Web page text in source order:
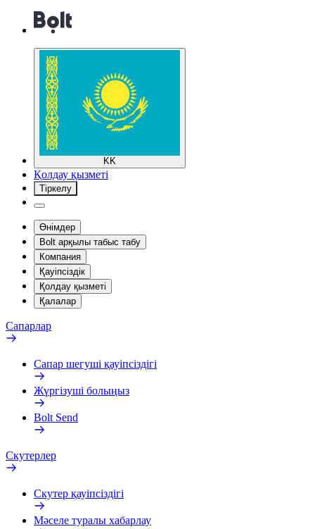
KK
Қолдау қызметі
Тіркелу
Өнімдер
Bolt арқылы табыс табу
Компания
Қауіпсіздік
Қолдау қызметі
Қалалар
Сапарлар
Сапар шегуші қауіпсіздігі
Жүргізуші болыңыз
Bolt Send
Скутерлер
Скутер қауіпсіздігі
Мәселе туралы хабарлау